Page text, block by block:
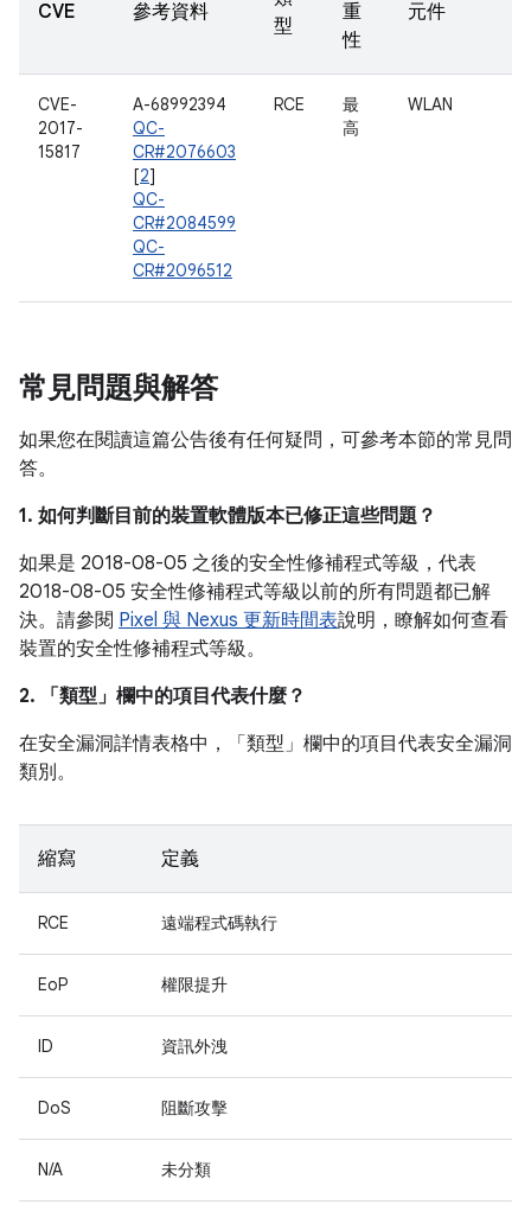
CVE 參考資料
型
重
性
元件
CVE-
2017-
15817
A-68992394
QC-
CR#2076603
[2]
QC-
CR#2084599
QC-
CR#2096512
RCE
最
高
WLAN
常見問題與解答
如果您在閱讀這篇公告後有任何疑問，可參考本節的常見問
答。
1. 如何判斷目前的裝置軟體版本已修正這些問題？
如果是 2018-08-05 之後的安全性修補程式等級，代表
2018-08-05 安全性修補程式等級以前的所有問題都已解
決。請參閱 Pixel 與 Nexus 更新時間表說明，瞭解如何查看
裝置的安全性修補程式等級。
2. 「類型」 欄中的項目代表什麼？
在安全漏洞詳情表格中，「類型」 欄中的項目代表安全漏洞
類別。
縮寫 定義
RCE 遠端程式碼執行
EoP 權限提升
ID 資訊外洩
DoS 阻斷攻擊
N/A 未分類